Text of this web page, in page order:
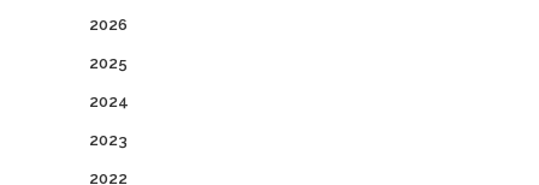
2026
2025
2024
2023
2022